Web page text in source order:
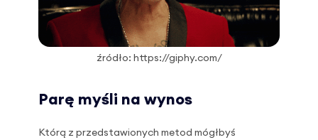
źródło: https://giphy.com/
Parę myśli na wynos
Którą z przedstawionych metod mógłbyś